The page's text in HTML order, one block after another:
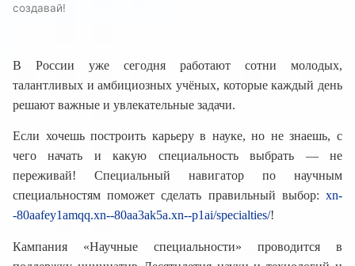
создавай!
В России уже сегодня работают сотни молодых,
талантливых и амбициозных учёных, которые каждый день
решают важные и увлекательные задачи.
Если хочешь построить карьеру в науке, но не знаешь, с
чего начать и какую специальность выбрать — не
переживай! Специальный навигатор по научным
специальностям поможет сделать правильный выбор: xn-
-80aafey1amqq.xn--80aa3ak5a.xn--p1ai/specialties/!
Кампания «Научные специальности» проводится в